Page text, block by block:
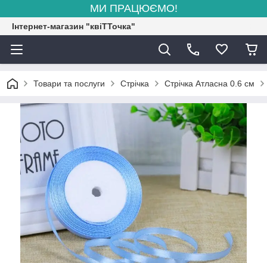
МИ ПРАЦЮЄМО!
Інтернет-магазин "квіТТочка"
Товари та послуги Стрічка Стрічка Атласна 0.6 см